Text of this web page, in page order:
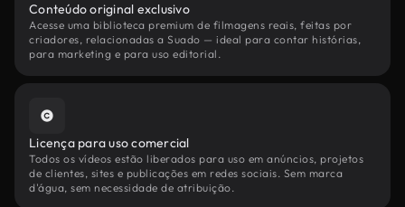
Conteúdo original exclusivo
Acesse uma biblioteca premium de filmagens reais, feitas por
criadores, relacionadas a Suado — ideal para contar histórias,
para marketing e para uso editorial.
Licença para uso comercial
Todos os vídeos estão liberados para uso em anúncios, projetos
de clientes, sites e publicações em redes sociais. Sem marca
d'água, sem necessidade de atribuição.